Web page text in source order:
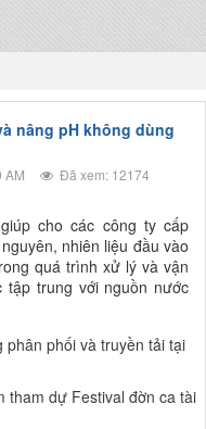
nâng pH không dùng
AM
Đã xem: 12174
cho các công ty cấp
nhiên liệu đầu vào
quá trình xử lý và vận
tập trung với nguồn nước
phối và truyền tải tại
tham dự Festival đờn ca tài